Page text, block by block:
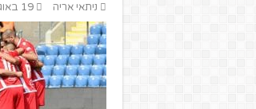
ניתאי אריה 19 באוגוסט 2018